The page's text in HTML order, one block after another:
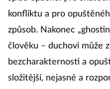
konfliktu a pro
způsob. Nakonec
člověku – duchovi může
bezcharakternosti a
složitější, nejasné a